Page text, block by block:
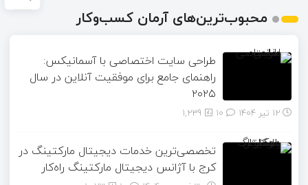
محبوب‌ترین‌های آرمان کسب‌وکار
طراحی سایت اختصاصی با آسمانیکس:
راهنمای جامع برای موفقیت آنلاین در سال
۲۰۲۵
12 تیر 1404 1,239
تخصصی‌ترین خدمات دیجیتال مارکتینگ در
کرج با آژانس دیجیتال مارکتینگ راه‌کار